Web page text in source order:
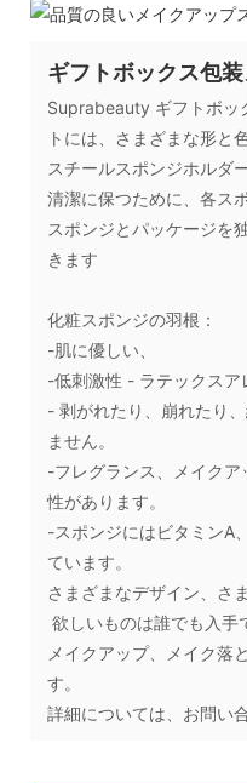
ギフトボックス包
Suprabeauty ギフトボッ
トには、さまざまな形と
スチールスポンジホルダ
清潔に保つために、各ス
スポンジとパッケージを
きます
化粧スポンジの羽根：
-肌に優しい、
-低刺激性 - ラテックスア
- 剥がれたり、崩れたり
ません。
-フレグランス、メイク
性があります。
-スポンジにはビタミンA
ています。
さまざまなデザイン、さ
欲しいものは誰でも入
メイクアップ、メイク落
す。
詳細については、お問い